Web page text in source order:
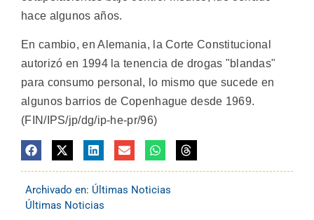
hace algunos años.
En cambio, en Alemania, la Corte Constitucional
autorizó en 1994 la tenencia de drogas "blandas"
para consumo personal, lo mismo que sucede en
algunos barrios de Copenhague desde 1969.
(FIN/IPS/jp/dg/ip-he-pr/96)
Archivado en: Últimas Noticias
Últimas Noticias